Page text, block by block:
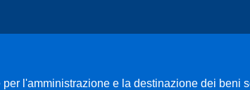
l'amministrazione e la destinazione dei beni